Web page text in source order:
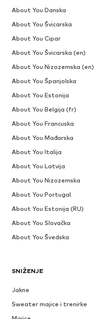
SNIŽENJE
Jakne
Sweater majice i trenirke
About You Danska
About You Švicarska
About You Cipar
About You Švicarska (en)
About You Nizozemska (en)
About You Španjolska
About You Estonija
About You Belgija (fr)
About You Francuska
About You Mađarska
About You Italija
About You Latvija
About You Nizozemska
About You Portugal
About You Estonija (RU)
About You Slovačka
About You Švedska